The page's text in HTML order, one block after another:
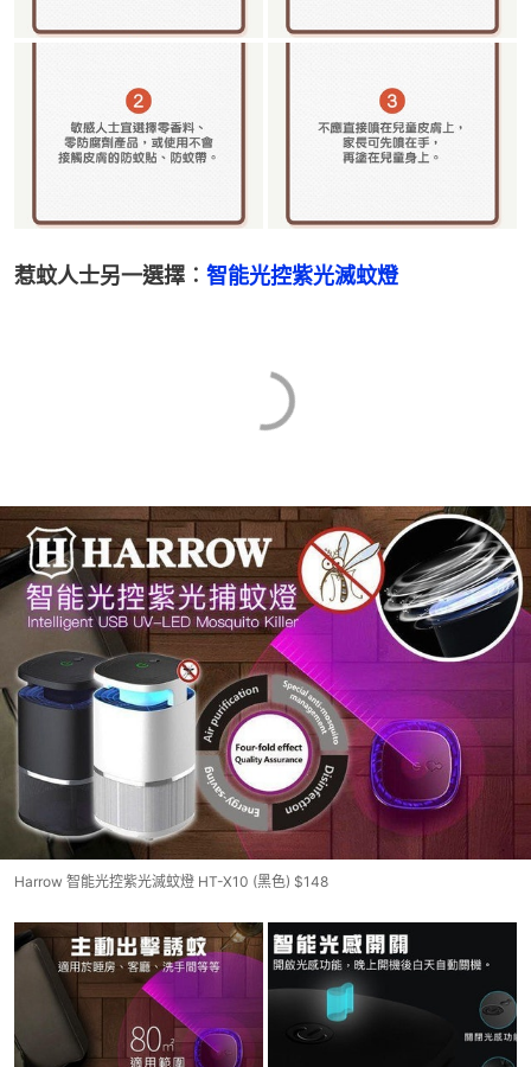
惹蚊人士另一選擇︰ 智能光控紫光滅蚊燈
Harrow 智能光控紫光滅蚊燈 HT-X10 (黑色) $148